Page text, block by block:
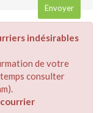
indésirables
de votre
consulter